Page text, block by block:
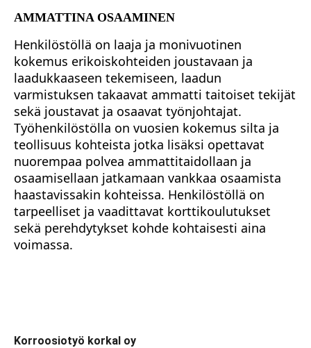
AMMATTINA OSAAMINEN
Henkilöstöllä on laaja ja monivuotinen
kokemus erikoiskohteiden joustavaan ja
laadukkaaseen tekemiseen, laadun
varmistuksen takaavat ammatti taitoiset tekijät
sekä joustavat ja osaavat työnjohtajat.
Työhenkilöstölla on vuosien kokemus silta ja
teollisuus kohteista jotka lisäksi opettavat
nuorempaa polvea ammattitaidollaan ja
osaamisellaan jatkamaan vankkaa osaamista
haastavissakin kohteissa. Henkilöstöllä on
tarpeelliset ja vaadittavat korttikoulutukset
sekä perehdytykset kohde kohtaisesti aina
voimassa.
Korroosiotyö korkal oy